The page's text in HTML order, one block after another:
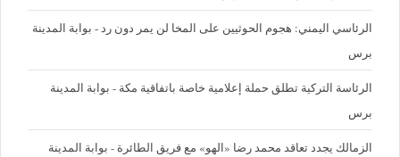
الرئاسي اليمني: هجوم الحوثيين على المخا لن يمر دون رد - بوابة المدينة
برس
الرئاسة التركية تطلق حملة إعلامية خاصة باتفاقية مكة - بوابة المدينة
برس
الزمالك يجدد تعاقد محمد رضا «الهو» مع فريق الطائرة - بوابة المدينة